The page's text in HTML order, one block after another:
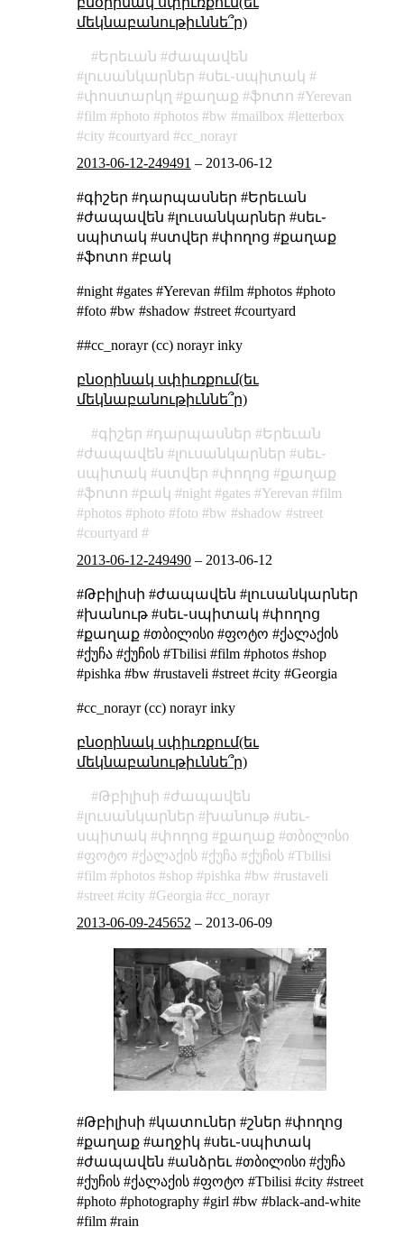
մեկնաբանութիւննե՞ր)
Երեւան
ժապավեն
լուսանկարներ
սեւ֊սպիտակ
փոստարկղ
քաղաք ֆոտո
Yerevan
film
photo photos bw mailbox
letterbox
city
courtyard
cc_norayr
2013-06-12-249491 – 2013-06-12
#գիշեր #դարպասներ #Երեւան
#ժապավեն #լուսանկարներ #սեւ֊
սպիտակ #ստվեր #փողոց #քաղաք
#ֆոտո #բակ
#night #gates #Yerevan #film #photos #photo
#foto #bw #shadow #street #courtyard
##cc_norayr (cc) norayr inky
բնօրինակ սփիւռքում(եւ
մեկնաբանութիւննե՞ր)
գիշեր դարպասներ
Երեւան
ժապավեն
լուսանկարներ
սեւ֊
սպիտակ
ստվեր փողոց
քաղաք
ֆոտո
բակ night gates Yerevan
film
photos
photo foto bw shadow
street
courtyard
2013-06-12-249490– 2013-06-12
#Թբիլիսի #ժապավեն #լուսանկարներ
#խանութ #սեւ֊սպիտակ #փողոց
#քաղաք #თბილისი #ფოტო #ქალაქის
#ქუჩა #ქუჩის #Tbilisi #film #photos #shop
#pishka #bw #rustaveli #street #city #Georgia
#cc_norayr (cc) norayr inky
բնօրինակ սփիւռքում(եւ
մեկնաբանութիւննե՞ր)
Թբիլիսի
ժապավեն
լուսանկարներ
խանութ
սեւ֊
սպիտակ
փողոց քաղաք
თბილისი
ფოტო
ქალაქის ქუჩა ქუჩის
Tbilisi
film
photos shop pishka bw
rustaveli
street
city Georgia
cc_norayr
2013-06-09-245652 – 2013-06-09
#Թբիլիսի #կատուներ #շներ #փողոց
#քաղաք #աղջիկ #սեւ֊սպիտակ
#ժապավեն #անձրեւ #თბილისი #ქუჩა
#ქუჩის #ქალაქის #ფოტო #Tbilisi #city #street
#photo #photography #girl #bw #black-and-white
#film #rain